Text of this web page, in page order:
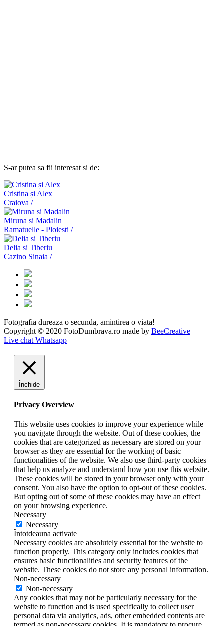
S-ar putea sa fii interesat si de:
Cristina și Alex
Craiova /
Miruna si Madalin
Ramatuelle - Ploiesti /
Delia si Tiberiu
Cazino Sinaia /
Fotografia dureaza o secunda, amintirea o viata!
Copyright © 2020 FotoDumbrava.ro made by BeeCreative
Live chat Whatsapp
Închide
Privacy Overview
This website uses cookies to improve your experience while
you navigate through the website. Out of these cookies, the
cookies that are categorized as necessary are stored on your
browser as they are essential for the working of basic
functionalities of the website. We also use third-party cookies
that help us analyze and understand how you use this website.
These cookies will be stored in your browser only with your
consent. You also have the option to opt-out of these cookies.
But opting out of some of these cookies may have an effect
on your browsing experience.
Necessary
Necessary
Întotdeauna activate
Necessary cookies are absolutely essential for the website to
function properly. This category only includes cookies that
ensures basic functionalities and security features of the
website. These cookies do not store any personal information.
Non-necessary
Non-necessary
Any cookies that may not be particularly necessary for the
website to function and is used specifically to collect user
personal data via analytics, ads, other embedded contents are